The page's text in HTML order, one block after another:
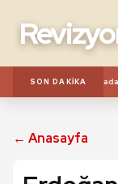
SON DAKIKA
Sefa! Aynı Mecrada
← Anasayfa